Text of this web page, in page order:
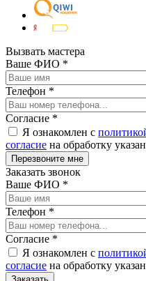
Вызвать мастера
Ваше ФИО *
Телефон *
Согласие *
Я ознакомлен с
согласие на обработку
Заказать звонок
Ваше ФИО *
Телефон *
Согласие *
Я ознакомлен с
согласие на обработку